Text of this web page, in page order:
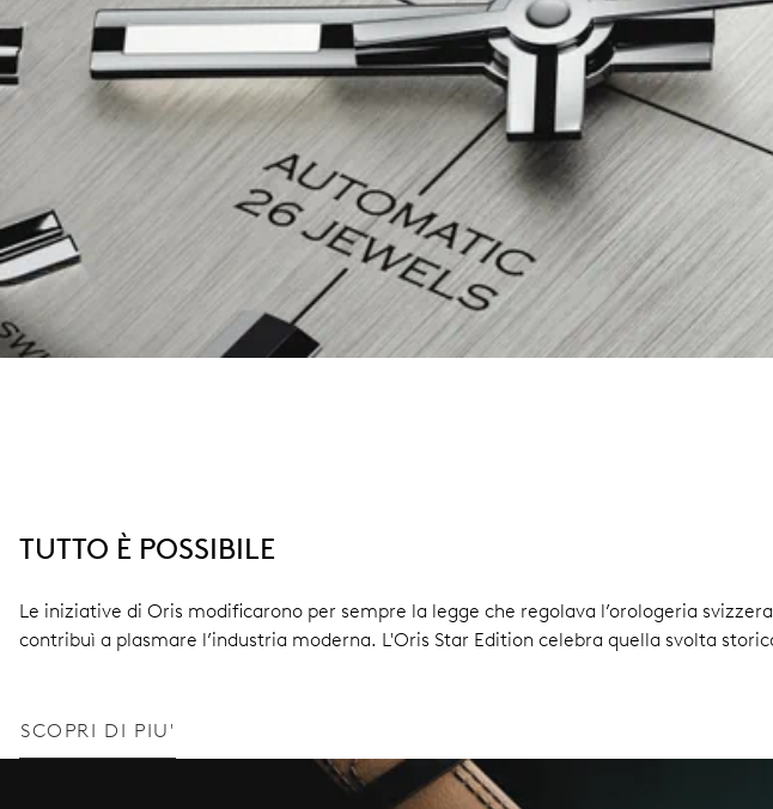
TUTTO È POSSIBILE
Le iniziative di Oris modificarono per sempre la legge che regolava l’orologeria
contribuì a plasmare l’industria moderna. L'Oris Star Edition celebra quella svolta
SCOPRI DI PIU'